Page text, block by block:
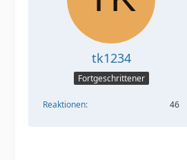
tk1234
Fortgeschrittener
Reaktionen 46